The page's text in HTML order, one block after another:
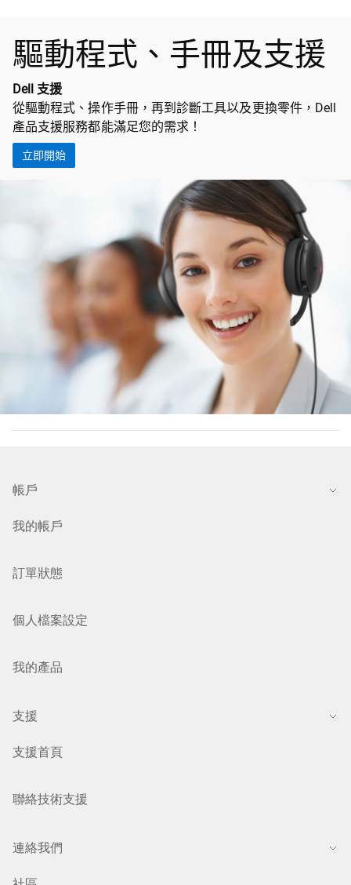
驅動程式、手冊及支援
Dell 支援
從驅動程式、操作手冊，再到診斷工具以及更換零件，Dell
產品支援服務都能滿足您的需求！
立即開始
帳戶
我的帳戶
訂單狀態
個人檔案設定
我的產品
支援
支援首頁
聯絡技術支援
連絡我們